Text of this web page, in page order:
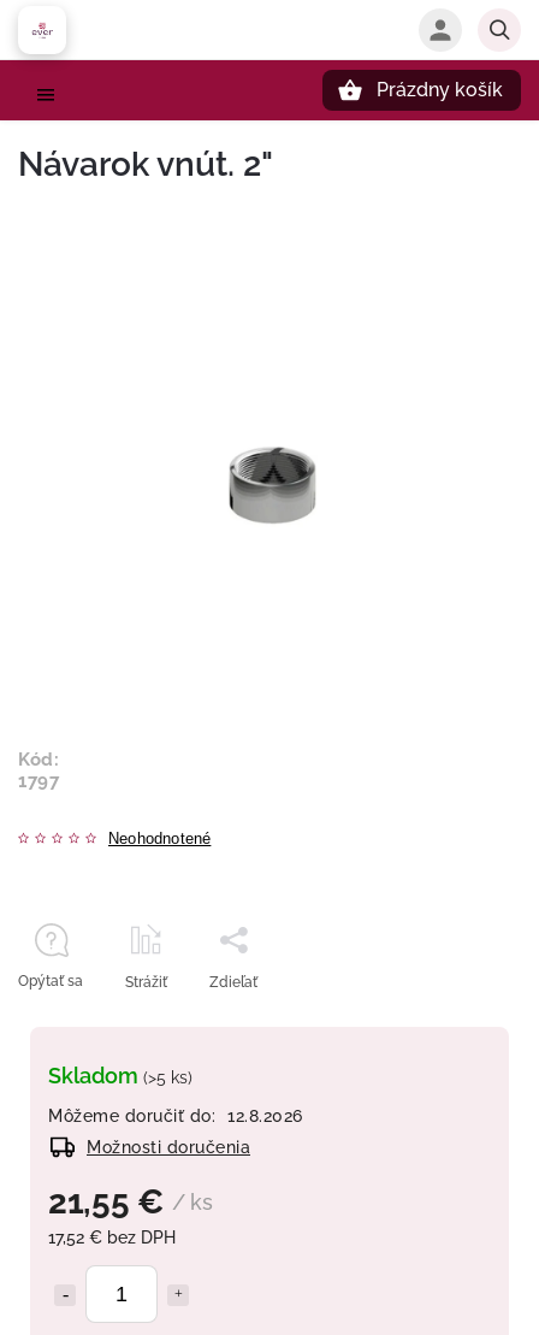
Prázdny košík
Návarok vnút. 2"
Kód:
1797
Neohodnotené
21,55 € / ks
17,52 € bez DPH
Skladom (>5 ks)
Môžeme doručiť do:
12.8.2026
Možnosti doručenia
Opýtať sa Strážiť Zdieľať